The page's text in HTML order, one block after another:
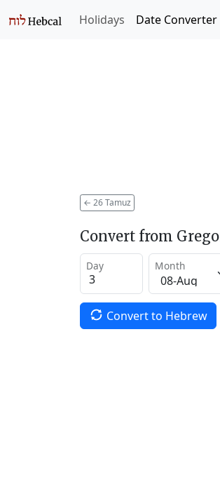
Holidays Date Converter
← 26 Tamuz
Convert from
Day Month
Convert to Hebrew